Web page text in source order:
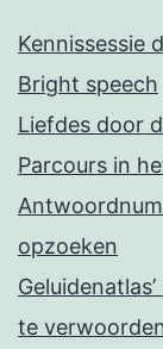
Kennissessie
Bright speech
Liefdes door
Parcours in
opzoeken
te